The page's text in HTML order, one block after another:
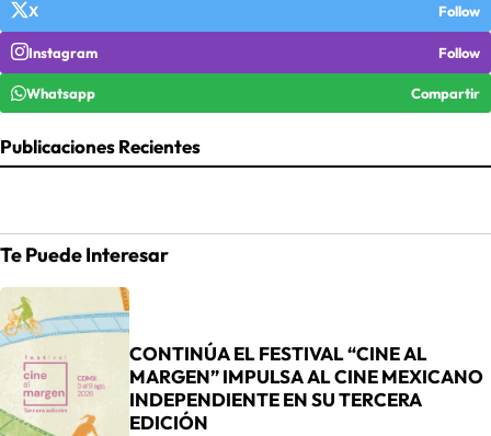
X Follow
Instagram Follow
Whatsapp Compartir
Publicaciones Recientes
Te Puede Interesar
CONTINÚA EL FESTIVAL “CINE AL
MARGEN” IMPULSA AL CINE MEXICANO
INDEPENDIENTE EN SU TERCERA
EDICIÓN